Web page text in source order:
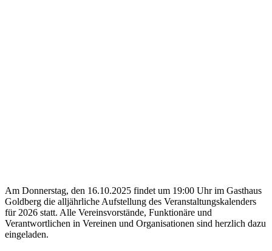
Am Donnerstag, den 16.10.2025 findet um 19:00 Uhr im Gasthaus
Goldberg die alljährliche Aufstellung des Veranstaltungskalenders
für 2026 statt. Alle Vereinsvorstände, Funktionäre und
Verantwortlichen in Vereinen und Organisationen sind herzlich dazu
eingeladen.